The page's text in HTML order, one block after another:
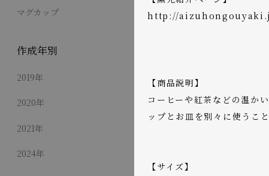
マグカップ
作成年別
2019年
2020年
2021年
2024年
http://
【商品説明】
コーヒーや紅茶などの温か
ップとお皿を別々に使うこと
【サイズ】